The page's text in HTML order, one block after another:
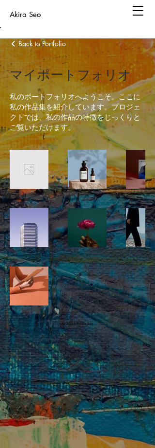
Akira Seo
Back to Portfolio
マイポートフォリオ
私のポートフォリオへようこそ。ここに
私の作品集を紹介しています。プロジェ
クトでは、私の作品の特徴をじっくりと
ご覧いただけます。
© 2024 Akira Seo